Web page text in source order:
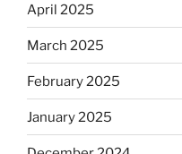
April 2025
March 2025
February 2025
January 2025